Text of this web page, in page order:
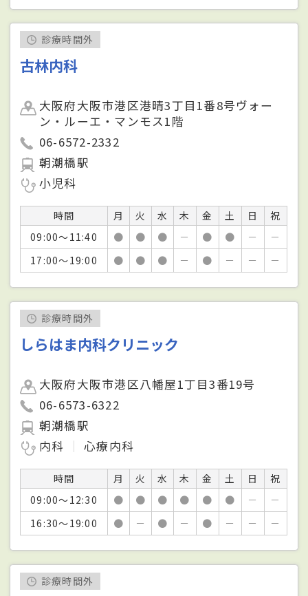
診療時間外
古林内科
大阪府大阪市港区港晴3丁目1番8号ヴォー
ン・ルーエ・マンモス1階
06-6572-2332
朝潮橋駅
小児科
時間 月 火 水 木 金 土 日
祝
09:00～11:40
● ● ● － ● ● －
－
17:00～19:00
● ● ● － ● － － －
診療時間外
しらはま内科クリニック
大阪府大阪市港区八幡屋1丁目3番19号
06-6573-6322
朝潮橋駅
内科
心療内科
時間 月 火 水 木 金 土 日
祝
09:00～12:30
● ● ● ● ● ● －
－
16:30～19:00
● － ● － ● － － －
診療時間外